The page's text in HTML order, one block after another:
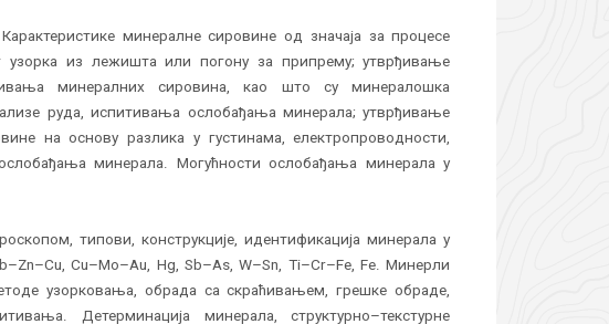
минералне сировине од значаја за процесе
из лежишта или погону за припрему; утврђивање
минералних сировина, као што су минералошка
руда, испитивања ослобађања минерала; утврђивање
на основу разлика у густинама, електропроводности,
минерала. Могућности ослобађања минерала у
типови, конструкције, идентификација минерала у
Cu–Mo–Au, Hg, Sb–As, W–Sn, Ti–Cr–Fe, Fe. Минерли
узорковања, обрада са скраћивањем, грешке обраде,
Детерминација минерала, структурно–текстурне